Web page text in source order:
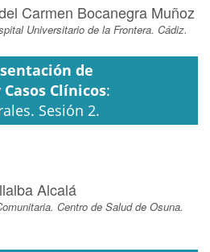
Carmen Bocanegra Muñoz
Universitario de la Frontera. Cádiz.
de
Clínicos:
Sesión 2.
Alcalá
Centro de Salud de Osuna.